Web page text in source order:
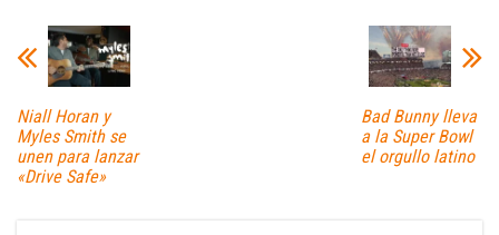
Niall Horan y
Myles Smith se
unen para lanzar
«Drive Safe»
Bad Bunny lleva
a la Super Bowl
el orgullo latino